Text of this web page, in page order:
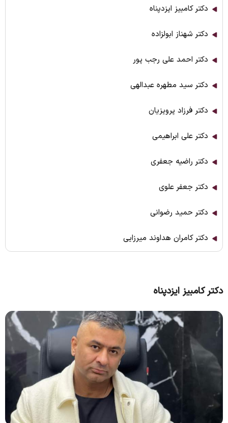
دکتر کامبیز ایزدپناه
دکتر شهناز ابولزاده
دکتر احمد علی رجب پور
دکتر سید مطهره عبدالهی
دکتر فرزاد پرویزیان
دکتر علی ابراهیمی
دکتر راضیه جعفری
دکتر جعفر علوی
دکتر حمید رضوانی
دکتر کامران هداوند میرزایی
دکتر کامبیز ایزدپناه